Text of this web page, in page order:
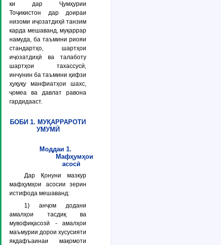
ки дар Ҷумҳурии
Тоҷикистон дар доираи
низоми иҷозатдиҳӣ танзим
карда мешаванд, муқаррар
намуда, ба таъмини риояи
стандартҳо, шартҳои
иҷозатдиҳӣ ва талаботу
шартҳои тахассусӣ,
инчунин ба таъмини ҳифзи
ҳуқуқу манфиатҳои шахс,
ҷомеа ва давлат равона
гардидааст.
БОБИ 1. МУҚАРРАРОТИ
УМУМӢ
Моддаи 1.
Мафҳумҳои
асосӣ
Дар Қонуни мазкур
мафҳумҳои асосии зерин
истифода мешаванд:
1) анҷом додани
амалҳои тасдиқ ва
мувофиқасозӣ - амалҳои
маъмурии дорои хусусияти
якдафъаинаи мақомоти